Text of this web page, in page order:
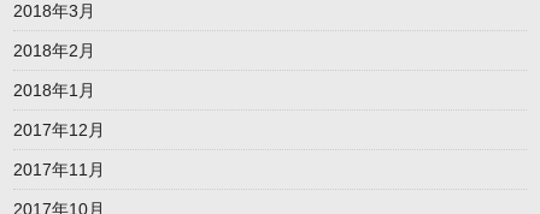
2018年3月
2018年2月
2018年1月
2017年12月
2017年11月
2017年10月